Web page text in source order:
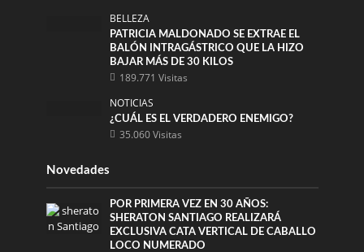
BELLEZA
PATRICIA MALDONADO SE EXTRAE EL
BALÓN INTRAGÁSTRICO QUE LA HIZO
BAJAR MÁS DE 30 KILOS
189.771 Visitas
NOTICIAS
¿CUÁL ES EL VERDADERO ENEMIGO?
35.060 Visitas
Novedades
POR PRIMERA VEZ EN 30 AÑOS:
SHERATON SANTIAGO REALIZARÁ
EXCLUSIVA CATA VERTICAL DE CABALLO
LOCO NUMERADO